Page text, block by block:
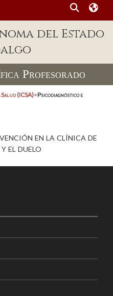
del Estado
Profesorado
(ICSA)>Psicodiagnóstico e
en la clínica de
el duelo